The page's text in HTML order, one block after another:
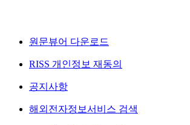
원문뷰어 다운로드
RISS 개인정보 재동의
공지사항
해외전자정보서비스 검색